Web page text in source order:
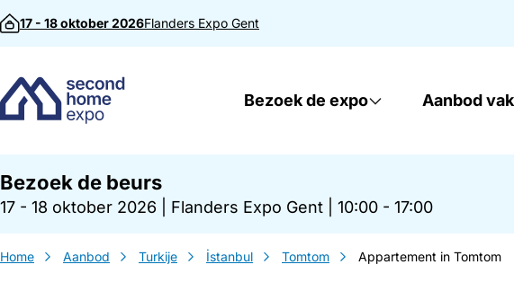
Direct naar inhoud
17 - 18 oktober 2026Flanders Expo Gent
Bezoek de expo Aanbod
Bezoek de beurs
17 - 18 oktober 2026 Flanders Expo Gent 10:00 - 17:00
Home Aanbod Turkije İstanbul Tomtom Appartement in Tomtom